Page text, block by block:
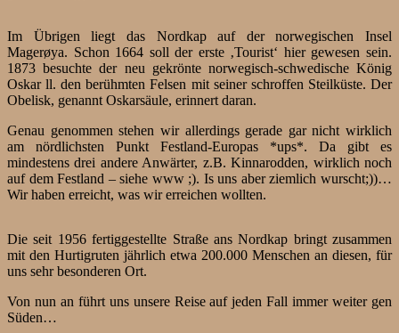
Im Übrigen liegt das Nordkap auf der norwegischen Insel
Magerøya. Schon 1664 soll der erste ‚Tourist‘ hier gewesen sein.
1873 besuchte der neu gekrönte norwegisch-schwedische König
Oskar ll. den berühmten Felsen mit seiner schroffen Steilküste. Der
Obelisk, genannt Oskarsäule, erinnert daran.
Genau genommen stehen wir allerdings gerade gar nicht wirklich
am nördlichsten Punkt Festland-Europas *ups*. Da gibt es
mindestens drei andere Anwärter, z.B. Kinnarodden, wirklich noch
auf dem Festland – siehe www ;). Is uns aber ziemlich wurscht;))…
Wir haben erreicht, was wir erreichen wollten.
Die seit 1956 fertiggestellte Straße ans Nordkap bringt zusammen
mit den Hurtigruten jährlich etwa 200.000 Menschen an diesen, für
uns sehr besonderen Ort.
Von nun an führt uns unsere Reise auf jeden Fall immer weiter gen
Süden…